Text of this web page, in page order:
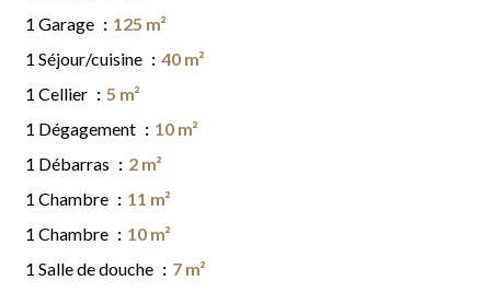
1 Garage
125 m²
1 Séjour/cuisine
40 m²
1 Cellier
5 m²
1 Dégagement
10 m²
1 Débarras
2 m²
1 Chambre
11 m²
1 Chambre
10 m²
1 Salle de douche
7 m²